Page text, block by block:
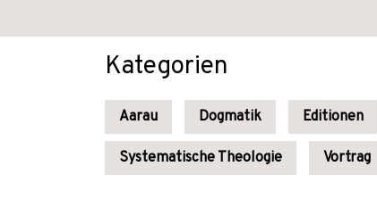
Kategorien
Aarau Dogmatik Editionen
Systematische Theologie Vortrag